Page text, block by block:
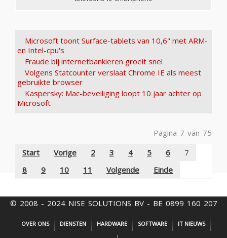
Microsoft toont Surface-tablets van 10,6" met ARM-
en Intel-cpu's
Fraude bij internetbankieren groeit snel
Volgens Statcounter verslaat Chrome IE als meest
gebruikte browser
Kaspersky: Mac-beveiliging loopt 10 jaar achter op
Microsoft
Pagina 7 van 75
Start
Vorige 2 3 4 5 6
7
8
9 10 11 Volgende Einde
© 2008 - 2024 NISE SOLUTIONS BV - BE 0899 160 207
OVER ONS DIENSTEN HARDWARE SOFTWARE IT NIEUWS